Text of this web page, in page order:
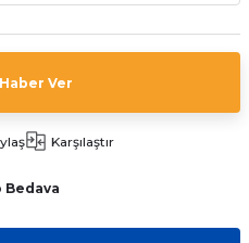
Ver
Karşılaştır
Bedava